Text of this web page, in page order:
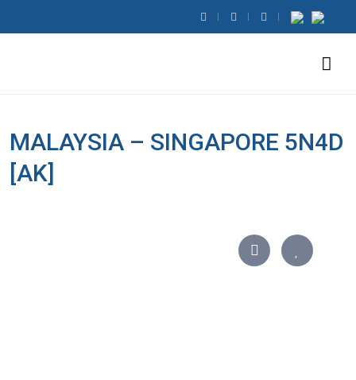
MALAYSIA – SINGAPORE 5N4D
[AK]